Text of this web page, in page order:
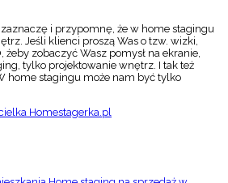
i przypomnę, że w home stagingu
Jeśli klienci proszą Was o tzw. wizki,
zobaczyć Wasz pomysł na ekranie,
tylko projektowanie wnętrz. I tak też
home stagingu może nam być tylko
Homestagerka.pl